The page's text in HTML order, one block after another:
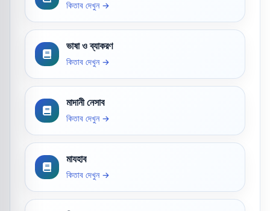
কিতাব দেখুন →
ভাষা ও ব্যাকরণ
কিতাব দেখুন →
মাদানী নেসাব
কিতাব দেখুন →
মাযহাব
কিতাব দেখুন →